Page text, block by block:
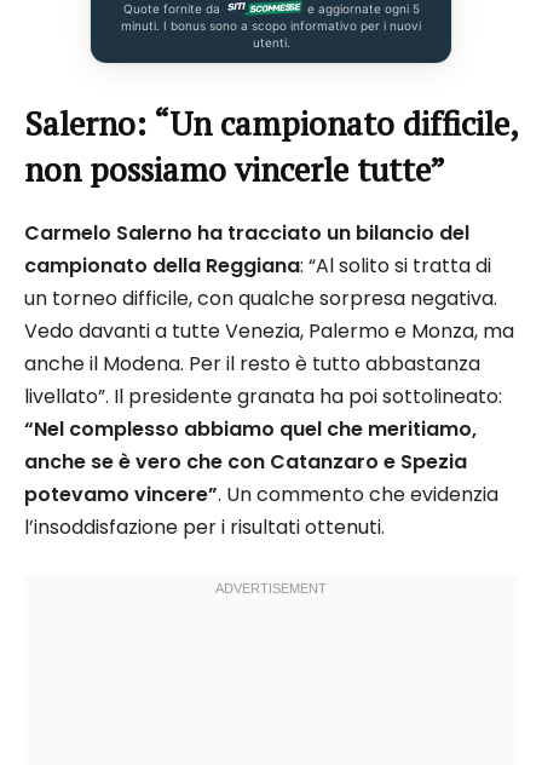
Quote fornite da
e aggiornate ogni 5
minuti. I bonus sono a scopo informativo per i nuovi
utenti.
Salerno: “Un campionato difficile,
non possiamo vincerle tutte”
Carmelo Salerno ha tracciato un bilancio del
campionato della Reggiana: “Al solito si tratta di
un torneo difficile, con qualche sorpresa negativa.
Vedo davanti a tutte Venezia, Palermo e Monza, ma
anche il Modena. Per il resto è tutto abbastanza
livellato”. Il presidente granata ha poi sottolineato:
“Nel complesso abbiamo quel che meritiamo,
anche se è vero che con Catanzaro e Spezia
potevamo vincere”. Un commento che evidenzia
l’insoddisfazione per i risultati ottenuti.